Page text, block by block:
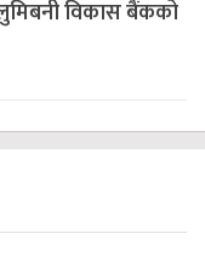
विकास बैंकको